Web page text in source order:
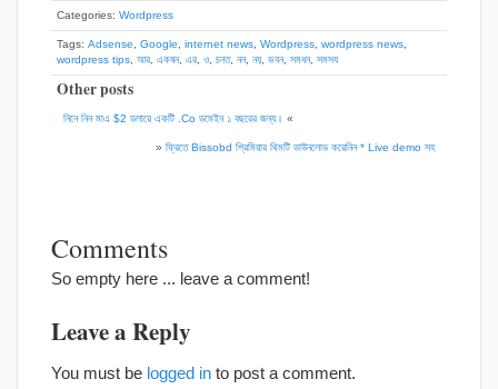
Categories: Wordpress
Tags: Adsense, Google, internet news, Wordpress, wordpress news,
wordpress tips, আর, একষন, এর, ও, চনত, নন, নয়, ভবন, সমধন, সমসয
Other posts
নিনে নিন মাএ $2 ডলারে একটি .Co ডমেইন ১ বছরের জন্য। «
» ফ্রিতে Bissobd প্রিমিয়ার থিমটি ডাউনলোড করেনিন * Live demo সহ
Comments
So empty here ... leave a comment!
Leave a Reply
You must be logged in to post a comment.